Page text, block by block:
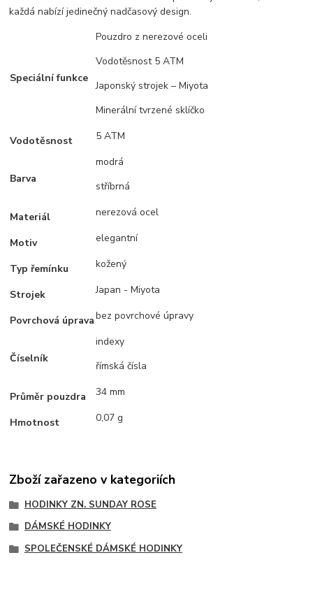
každá nabízí jedinečný nadčasový design.
Speciální funkce
Pouzdro z nerezové oceli
Vodotěsnost 5 ATM
Japonský strojek – Miyota
Minerální tvrzené sklíčko
Vodotěsnost 5 ATM
Barva
modrá
stříbrná
Materiál nerezová ocel
Motiv elegantní
Typ řemínku kožený
Strojek Japan - Miyota
Povrchová úpravabez povrchové úpravy
Číselník
indexy
římská čísla
Průměr pouzdra 34 mm
Hmotnost 0,07 g
Zboží zařazeno v kategoriích
HODINKY ZN. SUNDAY ROSE
DÁMSKÉ HODINKY
SPOLEČENSKÉ DÁMSKÉ HODINKY